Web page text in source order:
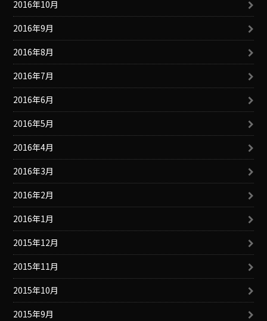
2016年10月
2016年9月
2016年8月
2016年7月
2016年6月
2016年5月
2016年4月
2016年3月
2016年2月
2016年1月
2015年12月
2015年11月
2015年10月
2015年9月